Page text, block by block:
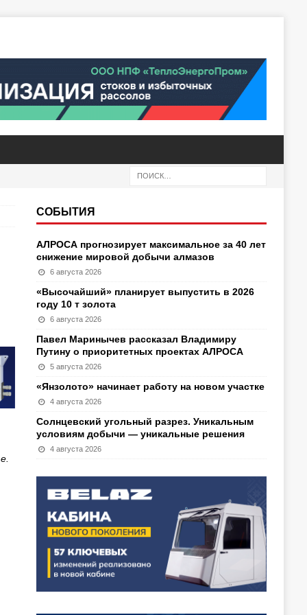
СОБЫТИЯ
АЛРОСА прогнозирует максимальное за 40 лет
снижение мировой добычи алмазов
6 августа 2026
«Высочайший» планирует выпустить в 2026
году 10 т золота
6 августа 2026
Павел Маринычев рассказал Владимиру
Путину о приоритетных проектах АЛРОСА
5 августа 2026
«Янзолото» начинает работу на новом участке
4 августа 2026
Солнцевский угольный разрез. Уникальным
условиям добычи — уникальные решения
4 августа 2026